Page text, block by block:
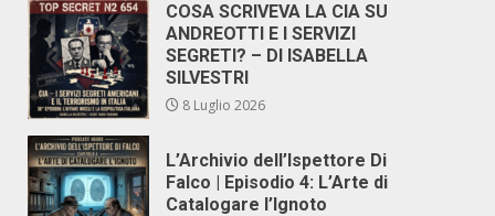
COSA SCRIVEVA LA CIA SU
ANDREOTTI E I SERVIZI
SEGRETI? – DI ISABELLA
SILVESTRI
8 Luglio 2026
L’Archivio dell’Ispettore Di
Falco | Episodio 4: L’Arte di
Catalogare l’Ignoto